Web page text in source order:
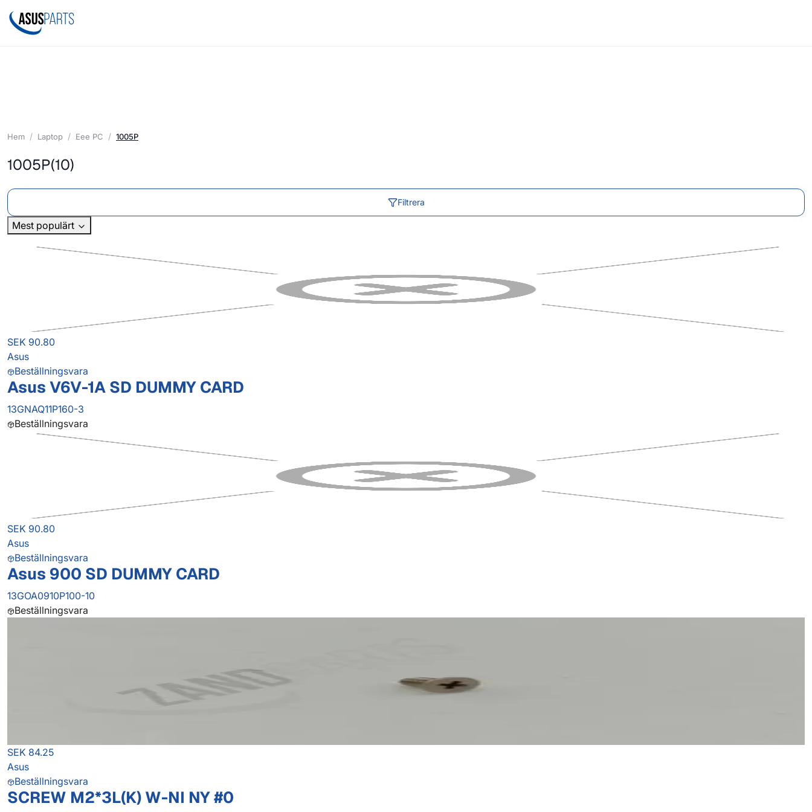
Hem Laptop Eee PC 1005P
1005P(10)
Filtrera
Mest populärt
SEK 90.80
Asus
Beställningsvara
Asus V6V-1A SD DUMMY CARD
13GNAQ11P160-3
Beställningsvara
SEK 90.80
Asus
Beställningsvara
Asus 900 SD DUMMY CARD
13GOA0910P100-10
Beställningsvara
SEK 84.25
Asus
Beställningsvara
SCREW M2*3L(K) W-NI NY #0